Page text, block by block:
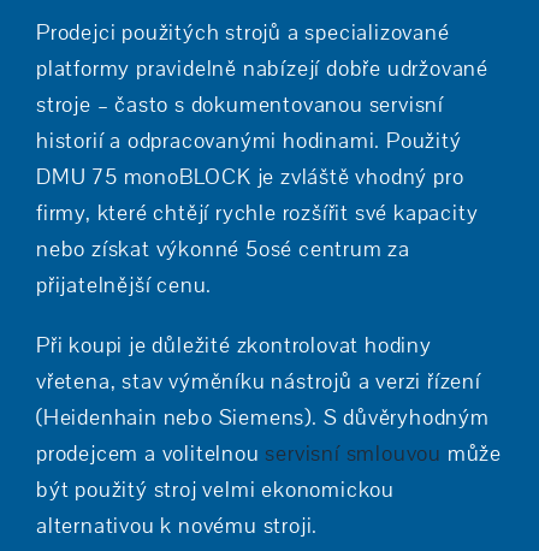
Prodejci použitých strojů a specializované
platformy pravidelně nabízejí dobře udržované
stroje – často s dokumentovanou servisní
historií a odpracovanými hodinami. Použitý
DMU 75 monoBLOCK je zvláště vhodný pro
firmy, které chtějí rychle rozšířit své kapacity
nebo získat výkonné 5osé centrum za
přijatelnější cenu.
Při koupi je důležité zkontrolovat hodiny
vřetena, stav výměníku nástrojů a verzi řízení
(Heidenhain nebo Siemens). S důvěryhodným
prodejcem a volitelnou servisní smlouvou může
být použitý stroj velmi ekonomickou
alternativou k novému stroji.